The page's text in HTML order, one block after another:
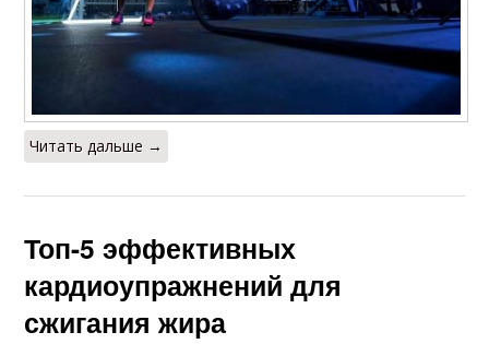
Читать дальше →
Топ-5 эффективных
кардиоупражнений для
сжигания жира